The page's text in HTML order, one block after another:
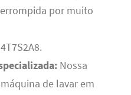
por muito
Nossa
de lavar em